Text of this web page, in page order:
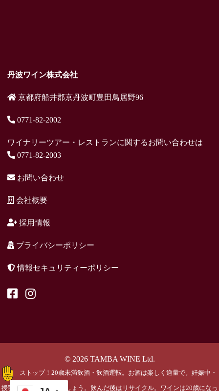
丹波ワイン株式会社
京都府船井郡京丹波町豊田鳥居野96
0771-82-2002
ワイナリーツアー・レストランに関するお問い合わせは
0771-82-2003
お問い合わせ
会社概要
採用情報
プライバシーポリシー
情報セキュリティーポリシー
© 2026 TAMBA WINE Ltd.
ストップ！20歳未満飲酒・飲酒運転。お酒は楽しく適量で。妊娠中・
授乳期の飲酒はやめましょう。飲んだ後はリサイクル。ワインは20歳になっ